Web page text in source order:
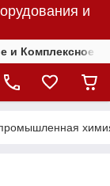
и
Комплексное